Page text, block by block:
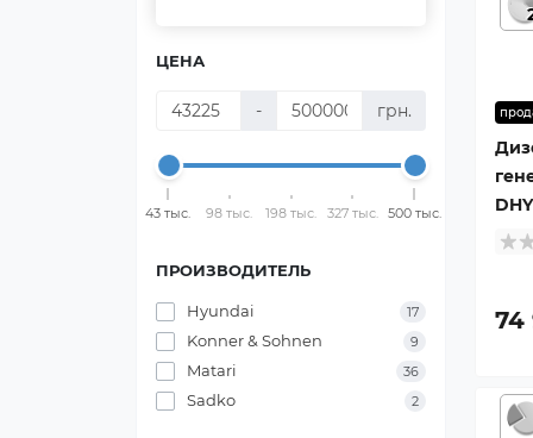
ЦЕНА
- грн.
43 тыс. 98 тыс. 198 тыс. 327 тыс. 500 тыс.
ПРОИЗВОДИТЕЛЬ
Hyundai 17
Konner & Sohnen 9
Matari 36
Sadko 2
74